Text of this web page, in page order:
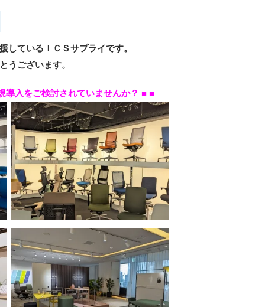
しているＩＣＳサプライです。
うございます。
導入をご検討されていませんか？ ■ ■